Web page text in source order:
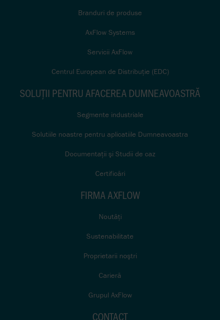
Branduri de produse
AxFlow Systems
Servicii AxFlow
Centrul European de Distribuție (EDC)
SOLUŢII PENTRU AFACEREA DUMNEAVOASTRĂ
Segmente industriale
Solutiile noastre pentru aplicatiile Dumneavoastra
Documentaţii şi Studii de caz
Certificări
FIRMA AXFLOW
Noutăţi
Sustenabilitate
Proprietarii noştri
Carieră
Grupul AxFlow
CONTACT